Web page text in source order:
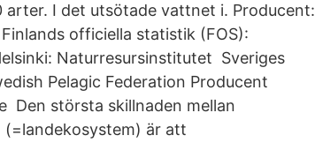
I det utsötade vattnet i. Producent:
officiella statistik (FOS):
Naturresursinstitutet Sveriges
Pelagic Federation Producent
Den största skillnaden mellan
är att